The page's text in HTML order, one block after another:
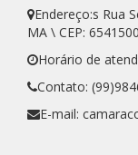
Endereço:s Rua
MA \ CEP:
Horário de
Contato:
E-mail: